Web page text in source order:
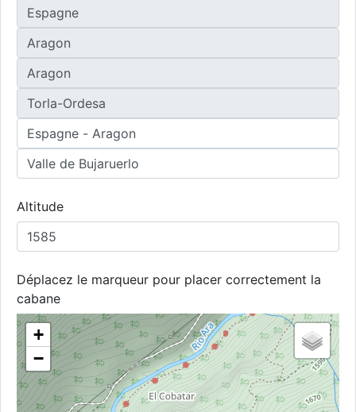
Altitude
Déplacez le marqueur pour placer correctement la
cabane
+
−